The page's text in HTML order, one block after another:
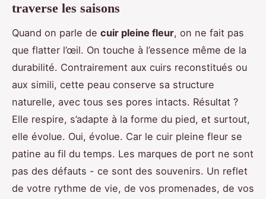
traverse les saisons
Quand on parle de cuir pleine fleur, on ne fait pas
que flatter l’œil. On touche à l’essence même de la
durabilité. Contrairement aux cuirs reconstitués ou
aux simili, cette peau conserve sa structure
naturelle, avec tous ses pores intacts. Résultat ?
Elle respire, s’adapte à la forme du pied, et surtout,
elle évolue. Oui, évolue. Car le cuir pleine fleur se
patine au fil du temps. Les marques de port ne sont
pas des défauts - ce sont des souvenirs. Un reflet
de votre rythme de vie, de vos promenades, de vos